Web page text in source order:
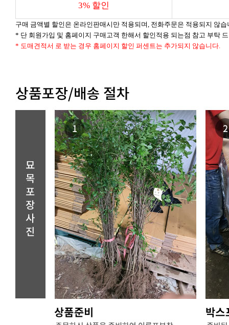
3% 할인
구매 금액별 할인은 온라인판매시만 적용되며, 전화주문은 적용되지 않습
* 단 회원가입 및 홈페이지 구매고객 한해서 할인적용 되는점 참고 부탁
* 도매견적서 로 받는 경우 홈페이지 할인 퍼센트는 추가되지 않습니다.